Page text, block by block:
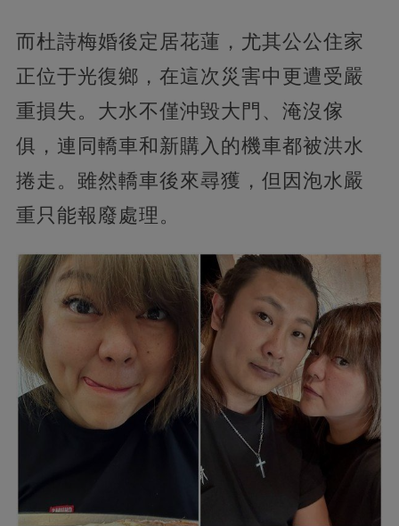
而杜詩梅婚後定居花蓮，尤其公公住家
正位于光復鄉，在這次災害中更遭受嚴
重損失。大水不僅沖毀大門、淹沒傢
俱，連同轎車和新購入的機車都被洪水
捲走。雖然轎車後來尋獲，但因泡水嚴
重只能報廢處理。